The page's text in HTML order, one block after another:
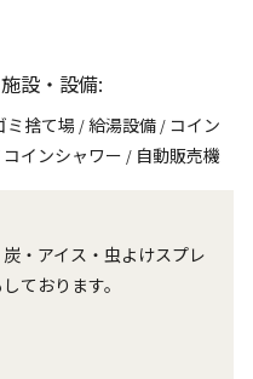
設・設備:
ミ捨て場 /給湯設備 / コイン
コインシャワー / 自動販売機
・アイス・虫よけスプレ
ております。